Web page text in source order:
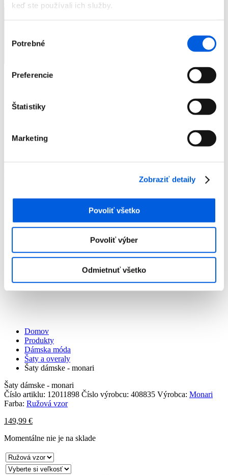
keď ste používali ich služby.
súhlasu
Potrebné
Preferencie
Štatistiky
Marketing
Zobraziť detaily
Povoliť všetko
Povoliť výber
Odmietnuť všetko
Značky
Pánska móda
Predajne
O nás
Šaty a overaly
Šaty dámske - monari
Domov
Produkty
Dámska móda
Šaty a overaly
Šaty dámske - monari
Šaty dámske - monari
Číslo artiklu: 12011898 Číslo výrobcu: 408835 Výrobca: Monari
Farba: Ružová vzor
149,99 €
Momentálne nie je na sklade